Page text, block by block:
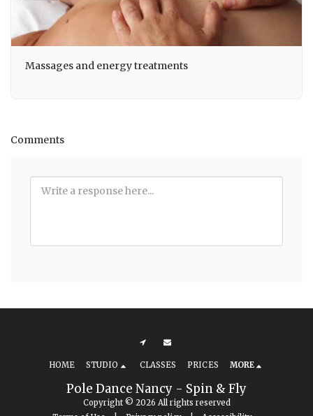
Massages and energy treatments
Comments
Pole Dance Nancy - Spin & Fly
Copyright © 2026 All rights reserved
HOME STUDIO CLASSES PRICES MORE